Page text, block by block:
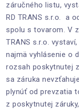
záručného listu,
RD TRANS s.r.o. a
spolu s tovarom. V
TRANS s.r.o.
najmä vyhlásenie o
rozsah poskytnutej
sa záruka
plynúť od prevzatia
z poskytnutej